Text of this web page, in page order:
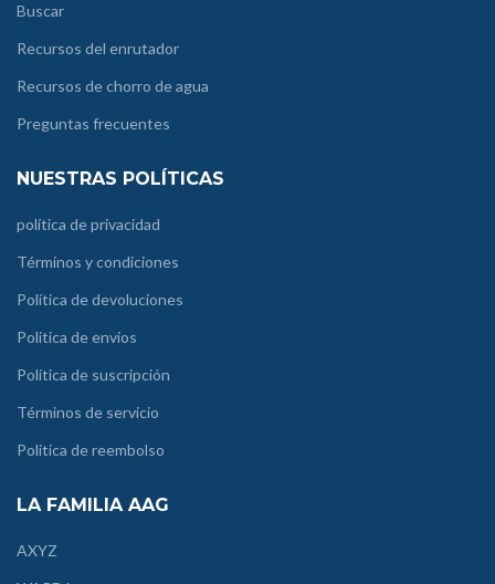
Buscar
Recursos del enrutador
Recursos de chorro de agua
Preguntas frecuentes
NUESTRAS POLÍTICAS
política de privacidad
Términos y condiciones
Política de devoluciones
Politica de envios
Política de suscripción
Términos de servicio
Politica de reembolso
LA FAMILIA AAG
AXYZ